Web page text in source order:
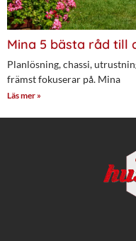
Mina 5 bästa råd till
Planlösning, chassi,
främst fokuserar på. Mina
Läs mer »